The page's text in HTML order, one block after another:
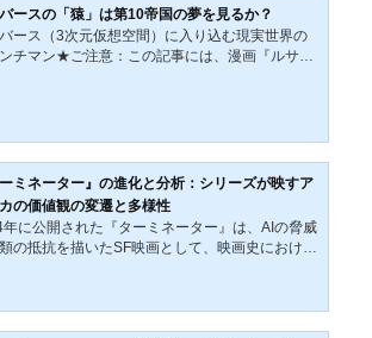
の世界の）問題点を考察していこう。作品概要
ールトン・ヘストン映画『ソイレント・グリー
以下、本作と記す）は、主に60年代から70年代
ースの「猿」は第10帝国の夢を見るか？
ース（3次元仮想空間）に入り込む現実世界の
チマン★ご注意：この記事には、漫画『ルサン
バーグは今後の10年、メタバース （3次元仮想空
分野に年間1兆円以上の投資を行うとも報道され
。以下は2021年11月22日に配信された「メタ
」や「旧フェイ...
ーミネーター』の進化と分析：シリーズが映すア
の価値観の変遷と多様性
年に公開された『ターミネーター』は、AIの脅威
の抵抗を描いたSF映画として、映画史における
てきた。本記事では、『ターミネーター』シリ
1作目、2作目、3作目、および『ターミネータ